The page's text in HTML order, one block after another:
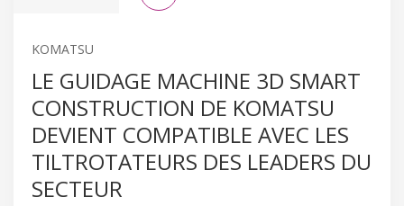
KOMATSU
LE GUIDAGE MACHINE 3D SMART
CONSTRUCTION DE KOMATSU
DEVIENT COMPATIBLE AVEC LES
TILTROTATEURS DES LEADERS DU
SECTEUR